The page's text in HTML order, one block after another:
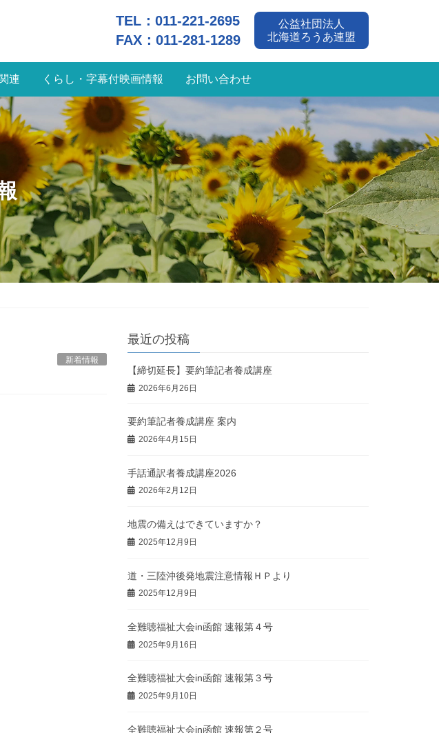
TEL： 011-221-2695
FAX：011-281-1289
公益社団法人
北海道ろうあ連盟
連 くらし・字幕付映画情報 お問い合わせ
新着情報
最近の投稿
【締切延長】要約筆記者養成講座
2026年6月26日
要約筆記者養成講座 案内
2026年4月15日
手話通訳者養成講座2026
2026年2月12日
地震の備えはできていますか？
2025年12月9日
道・三陸沖後発地震注意情報ＨＰより
2025年12月9日
全難聴福祉大会in函館 速報第４号
2025年9月16日
全難聴福祉大会in函館 速報第３号
2025年9月10日
全難聴福祉大会in函館 速報第２号